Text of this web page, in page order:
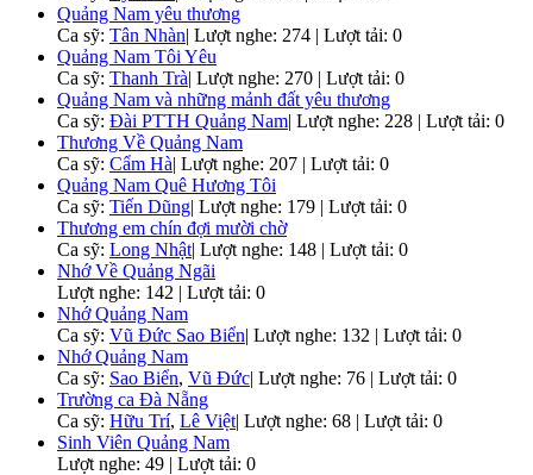
Quảng Nam yêu thương
Ca sỹ: Tân Nhàn| Lượt nghe: 274 | Lượt tải: 0
Quảng Nam Tôi Yêu
Ca sỹ: Thanh Trà| Lượt nghe: 270 | Lượt tải: 0
Quảng Nam và những mảnh đất yêu thương
Ca sỹ: Đài PTTH Quảng Nam| Lượt nghe: 228 | Lượt tải: 0
Thương Về Quảng Nam
Ca sỹ: Cẩm Hà| Lượt nghe: 207 | Lượt tải: 0
Quảng Nam Quê Hương Tôi
Ca sỹ: Tiến Dũng| Lượt nghe: 179 | Lượt tải: 0
Thương em chín đợi mười chờ
Ca sỹ: Long Nhật| Lượt nghe: 148 | Lượt tải: 0
Nhớ Về Quảng Ngãi
Lượt nghe: 142 | Lượt tải: 0
Nhớ Quảng Nam
Ca sỹ: Vũ Đức Sao Biển| Lượt nghe: 132 | Lượt tải: 0
Nhớ Quảng Nam
Ca sỹ: Sao Biển, Vũ Đức| Lượt nghe: 76 | Lượt tải: 0
Trường ca Đà Nẵng
Ca sỹ: Hữu Trí, Lê Việt| Lượt nghe: 68 | Lượt tải: 0
Sinh Viên Quảng Nam
Lượt nghe: 49 | Lượt tải: 0